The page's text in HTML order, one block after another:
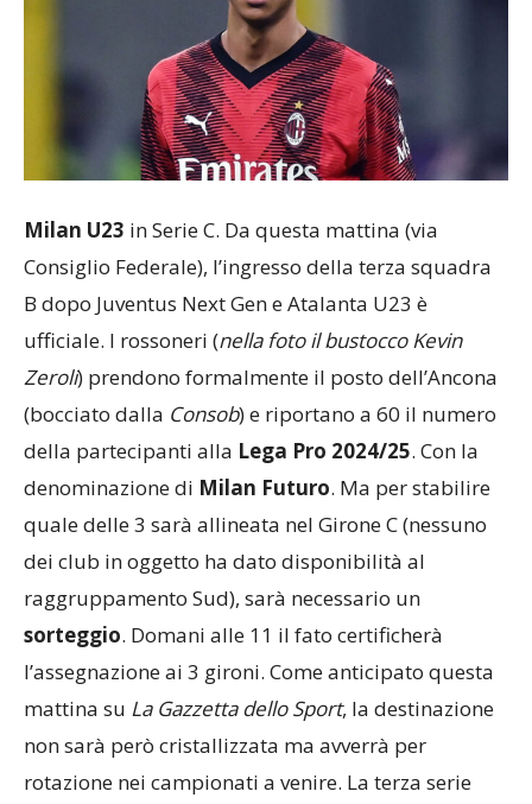
Milan U23 in Serie C. Da questa mattina (via
Consiglio Federale), l’ingresso della terza squadra
B dopo Juventus Next Gen e Atalanta U23 è
ufficiale. I rossoneri (nella foto il bustocco Kevin
Zeroli) prendono formalmente il posto dell’Ancona
(bocciato dalla Consob) e riportano a 60 il numero
della partecipanti alla Lega Pro 2024/25. Con la
denominazione di Milan Futuro. Ma per stabilire
quale delle 3 sarà allineata nel Girone C (nessuno
dei club in oggetto ha dato disponibilità al
raggruppamento Sud), sarà necessario un
sorteggio. Domani alle 11 il fato certificherà
l’assegnazione ai 3 gironi. Come anticipato questa
mattina su La Gazzetta dello Sport, la destinazione
non sarà però cristallizzata ma avverrà per
rotazione nei campionati a venire. La terza serie